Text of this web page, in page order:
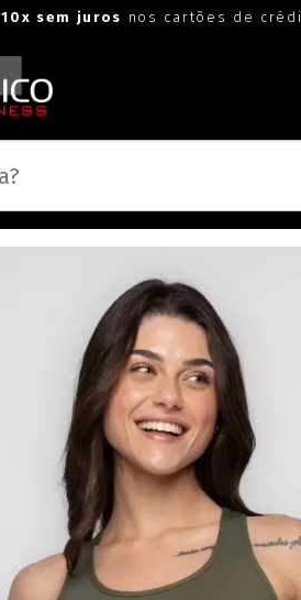
10x sem juros nos cartões de